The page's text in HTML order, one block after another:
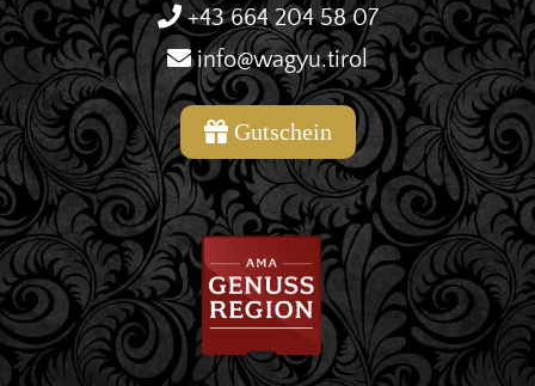
+43 664 204 58 07
info@wagyu.tirol
Gutschein